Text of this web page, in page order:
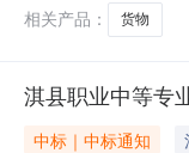
相关产品：
货物
淇县职业中等专
中标｜中标通知